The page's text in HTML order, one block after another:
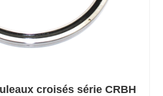
croisés série CRBH